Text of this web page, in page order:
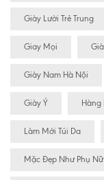
Giày Lười Trẻ Trung
Giay Mọi
Giày Nam Hà Nội
Giày Ý Hàng
Làm Mới Túi Da
Mặc Đẹp Như Phụ Nữ